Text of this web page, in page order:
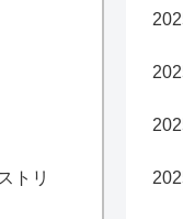
トリ